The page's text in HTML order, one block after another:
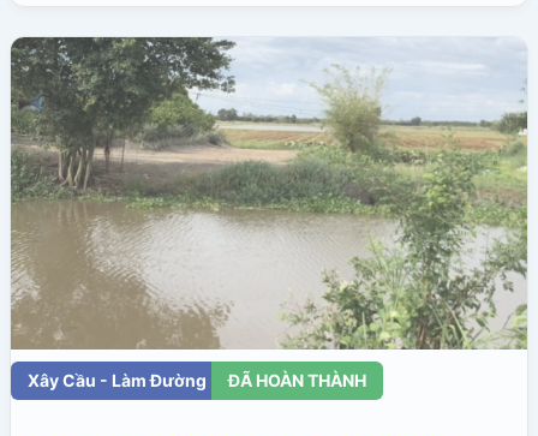
Xây Cầu - Làm Đường ĐÃ HOÀN THÀNH